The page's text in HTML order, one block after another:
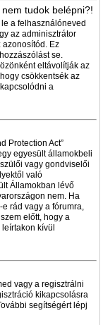
tudok belépni?!
a felhasználóneved
az adminisztrátor
Ez
se.
eltávolítják az
csökkentsék az
a
Protection Act”
egyesült államokbeli
vagy gondviselői
való
Államokban lévő
nem. Ha
rád vagy a fórumra,
előtt, hogy a
kívül
vagy a regisztrálni
kikapcsolásra
segítségért lépj